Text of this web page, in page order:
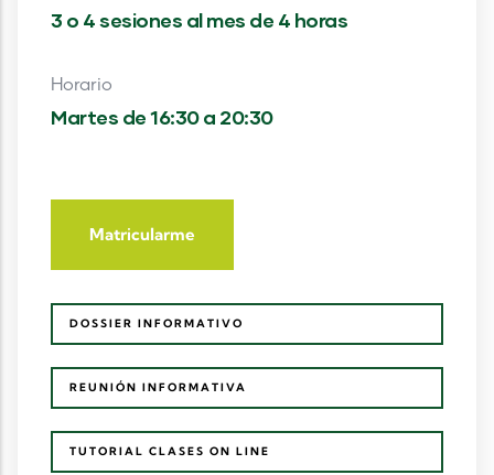
3 o 4 sesiones al mes de 4 horas
Horario
Martes de 16:30 a 20:30
Matricularme
DOSSIER INFORMATIVO
REUNIÓN INFORMATIVA
TUTORIAL CLASES ON LINE